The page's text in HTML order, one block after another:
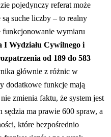
pojedynczy referat może
suche liczby – to realny
funkcjonowanie wymiaru
I Wydziału Cywilnego i
od 189 do 583
głównie z różnic w
dodatkowe funkcje mają
zmienia faktu, że system jest
ma prawie 600 spraw, a
które bezpośrednio